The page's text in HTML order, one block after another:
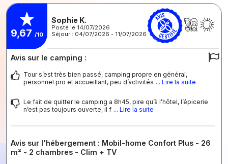
9,67 /10
Sophie K.
Posté le 14/07/2026
Séjour : 04/07/2026 - 11/07/2026
Avis sur le camping :
Tour s’est très bien passé, camping propre en général,
personnel pro et accueillant, peu d’activités ... Lire la suite
Le fait de quitter le camping a 8h45, pire qu’à l’hôtel, l’épicerie
n’est pas toujours ouverte, il f ... Lire la suite
Avis sur l'hébergement : Mobil-home Confort Plus - 26
m² - 2 chambres - Clim + TV